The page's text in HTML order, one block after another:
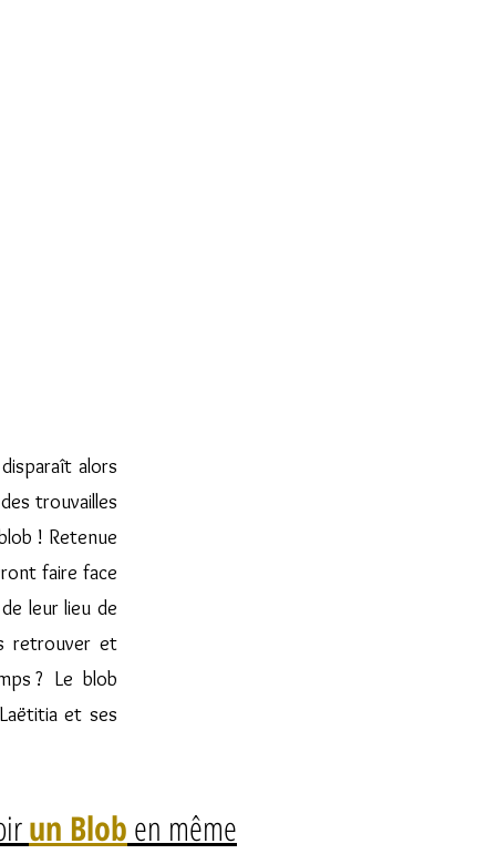
alors
trouvailles
! Retenue
faire face
leur lieu de
retrouver et
? Le blob
et ses
un Bloben même